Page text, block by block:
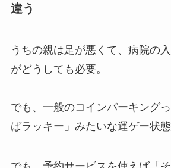
違う
うちの親は足が悪くて、病院の
がどうしても必要。
でも、一般のコインパーキング
ばラッキー」みたいな運ゲー状態